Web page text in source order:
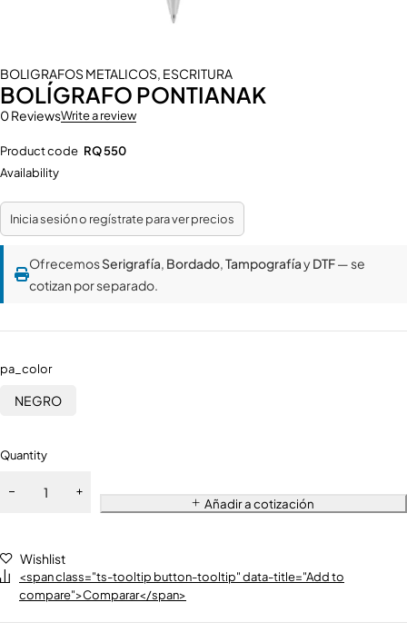
BOLIGRAFOS METALICOS, ESCRITURA
BOLÍGRAFO PONTIANAK
0 ReviewsWrite a review
Product code RQ 550
Availability
Inicia sesión o regístrate para ver precios
OfrecemosSerigrafía, Bordado,TampografíayDTF— se
cotizan por separado.
pa_color
NEGRO
Quantity
Añadir a cotización
Wishlist
<span class="ts-tooltip button-tooltip" data-title="Add to
compare">Comparar</span>